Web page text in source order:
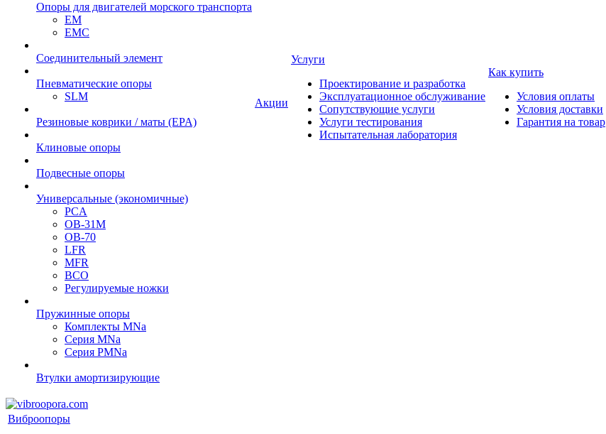
Опоры для двигателей морского транспорта
EM
EMC
Cоединительный элемент
Пневматические опоры
SLM
Резиновые коврики / маты (EPA)
Клиновые опоры
Подвесные опоры
Универсальные (экономичные)
PCA
ОВ-31М
OB-70
LFR
MFR
ВСО
Регулируемые ножки
Пружинные опоры
Комплекты MNa
Серия MNa
Серия PMNa
Втулки амортизирующие
Акции
Услуги
Проектирование и разработка
Эксплуатационное обслуживание
Сопутствующие услуги
Услуги тестирования
Испытательная лаборатория
Как купить
Условия оплаты
Условия доставки
Гарантия на товар
Виброопоры